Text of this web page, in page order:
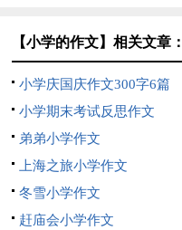
【小学的作文】相关文章：
小学庆国庆作文300字6篇
小学期末考试反思作文
弟弟小学作文
上海之旅小学作文
冬雪小学作文
赶庙会小学作文